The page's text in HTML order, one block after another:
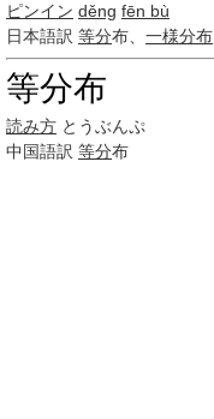
ピンイン děng fēn bù
日本語訳 等分布、 一様分布
等分布
読み方 とうぶんぷ
中国語訳 等分布